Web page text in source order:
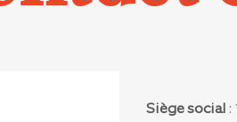
Siège social :